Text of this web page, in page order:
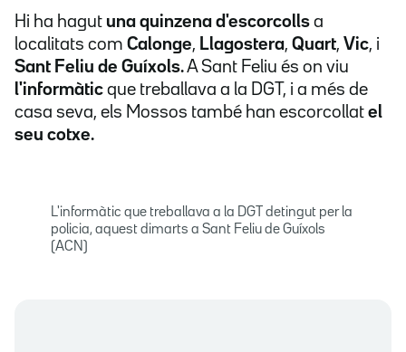
Hi ha hagut una quinzena d'escorcolls a
localitats com Calonge, Llagostera, Quart, Vic, i
Sant Feliu de Guíxols.A Sant Feliu és on viu
l'informàtic que treballava a la DGT, i a més de
casa seva, els Mossos també han escorcollat el
seu cotxe.
L'informàtic que treballava a la DGT detingut per la
policia, aquest dimarts a Sant Feliu de Guíxols
(ACN)